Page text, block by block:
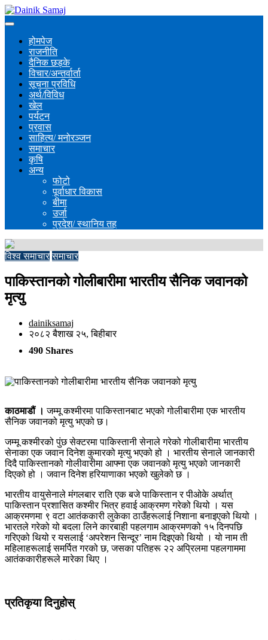
होमपेज
राजनीति
दैनिक छड्के
विचार/अन्तर्वार्ता
सूचना प्रविधि
अर्थ/विविध
खेल
पर्यटन
प्रवास
साहित्य/ मनोरञ्जन
समाचार
कृषि
अन्य
फोटो
पूर्वाधार विकास
बीमा
उर्जा
प्रदेश/ स्थानिय तह
विश्व समाचार समाचार
पाकिस्तानको गोलीबारीमा भारतीय सैनिक जवानको
मृत्यु
dainiksamaj
२०८२ बैशाख २५, बिहीबार
490 Shares
काठमाडौं । जम्मू कश्मीरमा पाकिस्तानबाट भएको गोलीबारीमा एक भारतीय
सैनिक जवानको मृत्यु भएको छ।
जम्मू कश्मीरको पुंछ सेक्टरमा पाकिस्तानी सेनाले गरेको गोलीबारीमा भारतीय
सेनाका एक जवान दिनेश कुमारको मृत्यु भएको हो । भारतीय सेनाले जानकारी
दिदै पाकिस्तानको गोलीवारीमा आफ्ना एक जवानको मृत्यु भएको जानकारी
दिएको हो । जवान दिनेश हरियाणाका भएको खुलेको छ ।
भारतीय वायुसेनाले मंगलबार राति एक बजे पाकिस्तान र पीओके अर्थात्
पाकिस्तान प्रशासित कश्मीर भित्र हवाई आक्रमण गरेको थियो । यस
आक्रमणमा ९ वटा आतंककारी लुकेका ठाउँहरूलाई निशाना बनाइएको थियो ।
भारतले गरेको यो बदला लिने कारबाही पहलगाम आक्रमणको १५ दिनपछि
गरिएको थियो र यसलाई ‘अपरेशन सिन्दूर’ नाम दिइएको थियो । यो नाम ती
महिलाहरूलाई समर्पित गरको छ, जसका पतिहरू २२ अप्रिलमा पहलगाममा
आतंककारीहरूले मारेका थिए ।
प्रतिकृया दिनुहोस्